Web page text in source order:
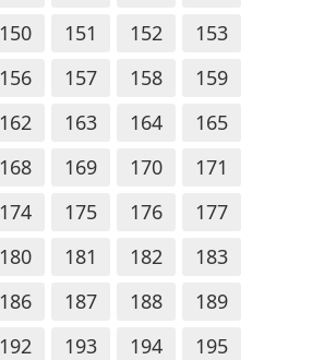
150 151 152
153
156 157 158
159
162 163 164
165
168 169 170
171
174 175 176
177
180 181 182
183
186 187 188
189
192 193 194
195